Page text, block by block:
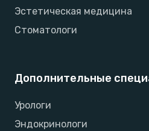
Эстетическая медицина
Стоматологи
Дополнительные
Урологи
Эндокринологи